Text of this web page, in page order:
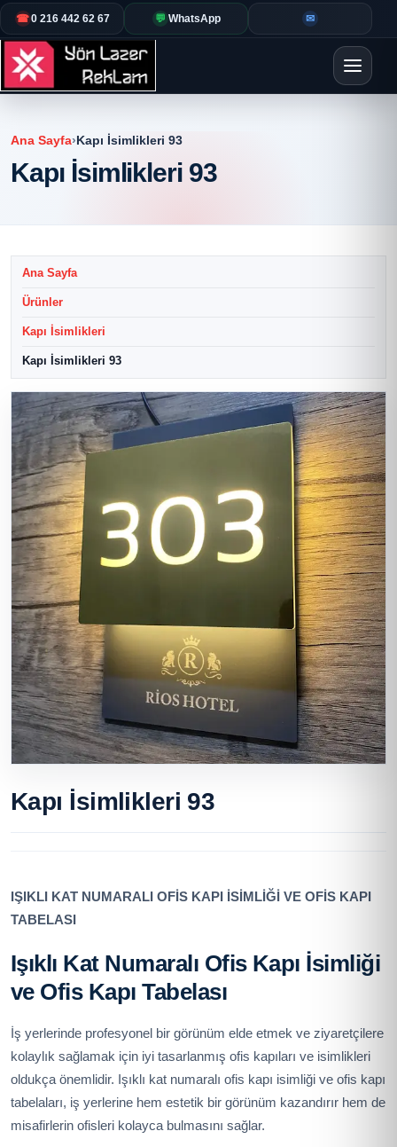
☎0 216 442 62 67 💬 WhatsApp ✉
Ana Sayfa›Kapı İsimlikleri 93
Kapı İsimlikleri 93
Ana Sayfa
Ürünler
Kapı İsimlikleri
Kapı İsimlikleri 93
Kapı İsimlikleri 93
IŞIKLI KAT NUMARALI OFİS KAPI İSİMLİĞİ VE OFİS KAPI
TABELASI
Işıklı Kat Numaralı Ofis Kapı İsimliği
ve Ofis Kapı Tabelası
İş yerlerinde profesyonel bir görünüm elde etmek ve ziyaretçilere
kolaylık sağlamak için iyi tasarlanmış ofis kapıları ve isimlikleri
oldukça önemlidir. Işıklı kat numaralı ofis kapı isimliği ve ofis kapı
tabelaları, iş yerlerine hem estetik bir görünüm kazandırır hem de
misafirlerin ofisleri kolayca bulmasını sağlar.